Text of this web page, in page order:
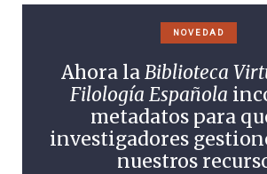
NOVEDAD
Ahora laBiblioteca
Filología Española
metadatos para
investigadores
nuestros